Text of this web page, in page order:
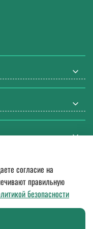
ДСИЗ, СИЗ, мебели
по России
разрешения
о товарах не является
кодекса РФ.
согласие на
правильную
безопасности